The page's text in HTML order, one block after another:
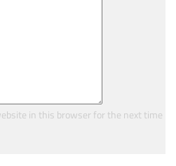
in this browser for the next time